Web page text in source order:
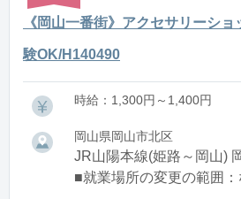
《岡山一番街》アクセサリーシ
験OK/H140490
時給：1,300円～1,400円
岡山県岡山市北区
JR山陽本線(姫路～岡山)
■就業場所の変更の範囲：